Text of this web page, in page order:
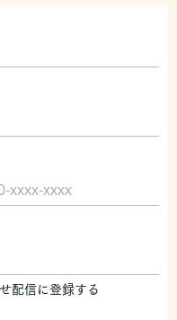
配信に登録する